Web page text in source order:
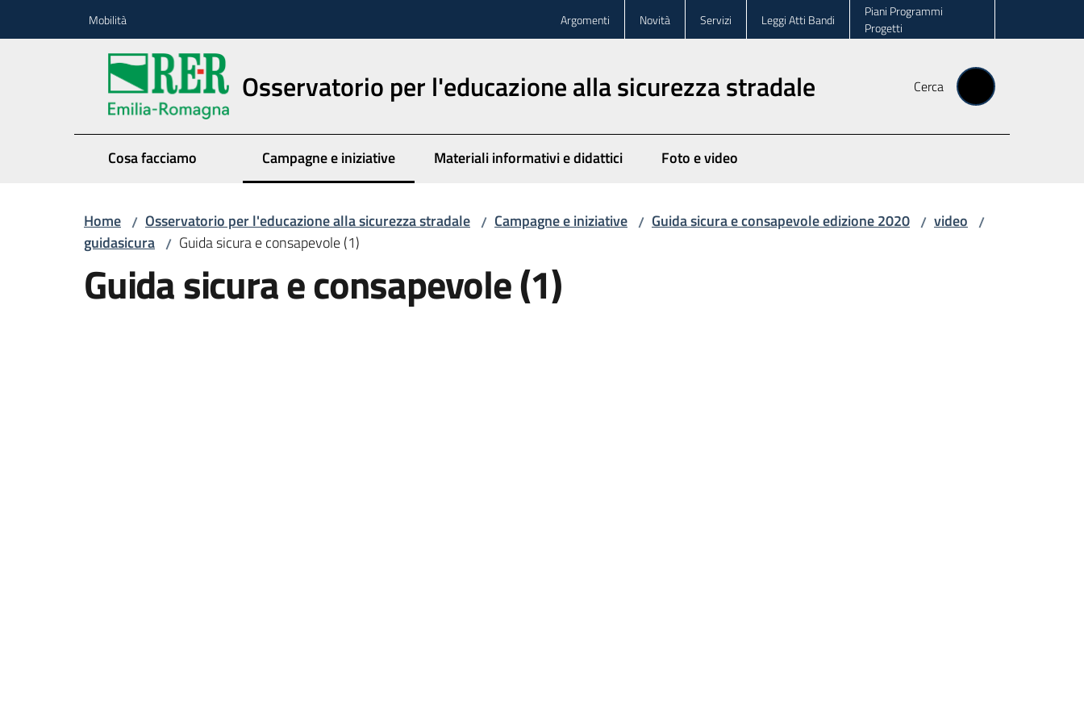
Mobilità Argomenti Novità Servizi Leggi Atti Bandi
Piani Programmi
Progetti
Osservatorio per l'educazione alla sicurezza stradale Cerca
Cosa facciamo Campagne e iniziative
Menu selezionato Materiali informativi e didattici Foto e video
Home / Osservatorio per l'educazione alla sicurezza stradale / Campagne e iniziative / Guida sicura e consapevole edizione 2020 / video /
guidasicura / Guida sicura e consapevole (1)
Guida sicura e consapevole (1)